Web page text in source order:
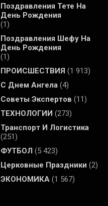
Поздравления Тете На
День Рождения
(1)
Поздравления Шефу На
День Рождения
(1)
ПРОИСШЕСТВИЯ (1 913)
С Днем Ангела (4)
Советы Экспертов (11)
ТЕХНОЛОГИИ (273)
Транспорт И Логистика
(251)
ФУТБОЛ (5 423)
Церковные Праздники (2)
ЭКОНОМИКА (1 567)